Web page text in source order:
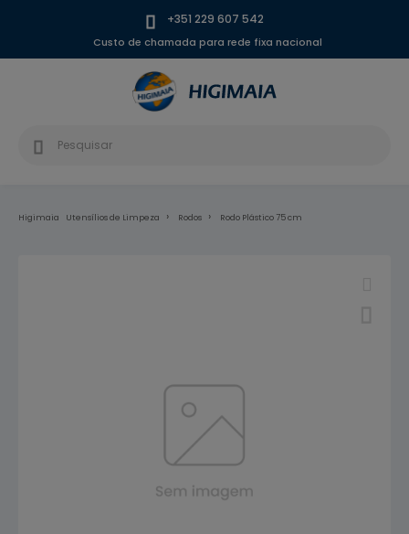
+351 229 607 542
Custo de chamada para rede fixa nacional
Higimaia Utensílios de Limpeza Rodos Rodo Plástico 75 cm